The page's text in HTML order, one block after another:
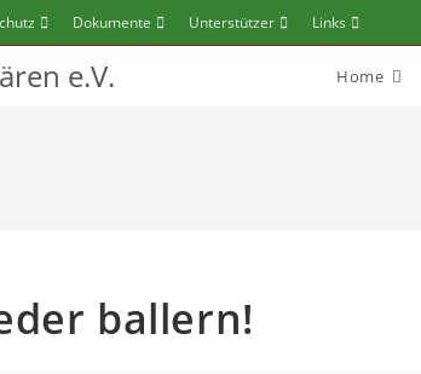
Dokumente Unterstützer Links
e.V. Home
ballern!